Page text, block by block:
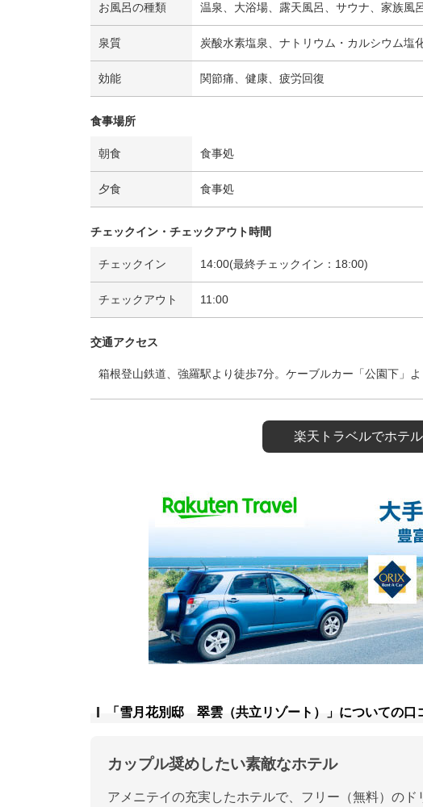
お風呂の種類 温泉、大浴場、露天風呂、サウナ、家族風
泉質 炭酸水素塩泉、ナトリウム・カルシウム塩
効能 関節痛、健康、疲労回復
食事場所
朝食 食事処
夕食 食事処
チェックイン・チェックアウト時間
チェックイン 14:00(最終チェックイン：18:00)
チェックアウト 11:00
交通アクセス
箱根登山鉄道、強羅駅より徒歩7分。ケーブルカー「公園下」よ
楽天トラベルでホテ
「雪月花別邸 翠雲（共立リゾート）」についての口
カップル奨めしたい素敵なホテル
アメニテイの充実したホテルで、フリー（無料）の